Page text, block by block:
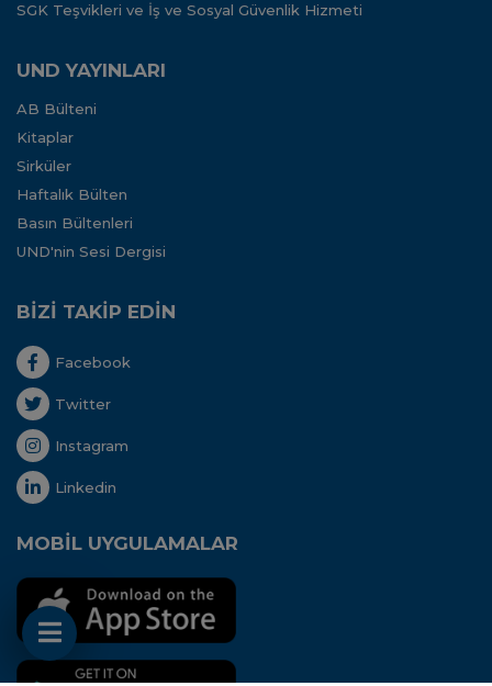
SGK Teşvikleri ve İş ve Sosyal Güvenlik Hizmeti
UND YAYINLARI
AB Bülteni
Kitaplar
Sirküler
Haftalık Bülten
Basın Bültenleri
UND'nin Sesi Dergisi
BİZİ TAKİP EDİN
Facebook
Twitter
Instagram
Linkedin
MOBİL UYGULAMALAR